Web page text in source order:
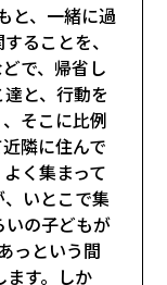
と、一緒に過
ることを、
で、帰省し
と、行動を
そこに比例
隣に住んで
く集まって
いとこで集
いの子どもが
っという間
ます。しか